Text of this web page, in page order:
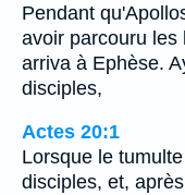
Pendant
avoir parcouru les
arriva à Ephèse.
disciples,
Actes 20:1
Lorsque le
disciples, et,